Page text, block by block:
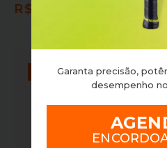
Garanta precisão,
desempenho
R$
R$
OFERTA!